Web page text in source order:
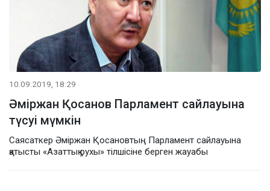
10.09.2019, 18:29
Әміржан Қосанов Парламент сайлауына
түсуі мүмкін
Саясаткер Әміржан Қосановтың Парламент сайлауына
қатысты «Азаттық рухы» тілшісіне берген жауабы